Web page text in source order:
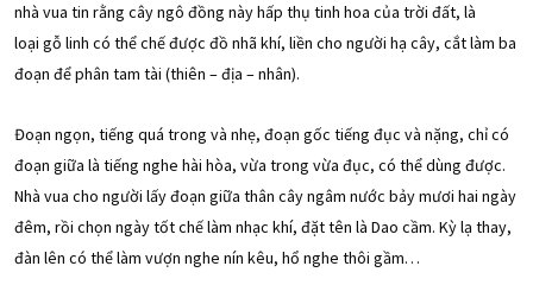
nhà vua tin rằng cây ngô đồng này hấp thụ tinh hoa của trời đất, là
loại gỗ linh có thể chế được đồ nhã khí, liền cho người hạ cây, cắt làm ba
đoạn để phân tam tài (thiên – địa – nhân).
Đoạn ngọn, tiếng quá trong và nhẹ, đoạn gốc tiếng đục và nặng, chỉ có
đoạn giữa là tiếng nghe hài hòa, vừa trong vừa đục, có thể dùng được.
Nhà vua cho người lấy đoạn giữa thân cây ngâm nước bảy mươi hai ngày
đêm, rồi chọn ngày tốt chế làm nhạc khí, đặt tên là Dao cầm. Kỳ lạ thay,
đàn lên có thể làm vượn nghe nín kêu, hổ nghe thôi gầm…